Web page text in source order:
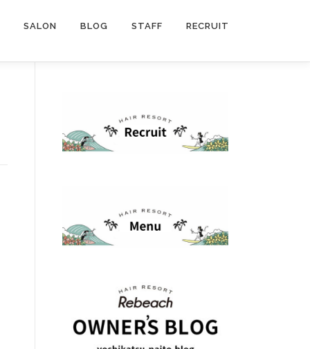
SALON BLOG STAFF RECRUIT